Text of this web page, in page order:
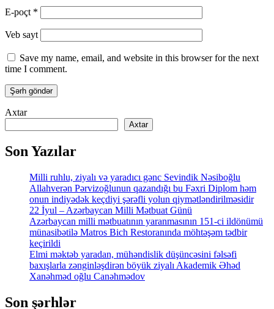
E-poçt *
Veb sayt
Save my name, email, and website in this browser for the next
time I comment.
Axtar
Axtar
Son Yazılar
Milli ruhlu, ziyalı və yaradıcı gənc Sevindik Nəsiboğlu
Allahverən Pərvizoğlunun qazandığı bu Fəxri Diplom həm
onun indiyədək keçdiyi şərəfli yolun qiymətləndirilməsidir
22 İyul – Azərbaycan Milli Mətbuat Günü
Azərbaycan milli mətbuatının yaranmasının 151-ci ildönümü
münasibətilə Matros Bich Restoranında möhtəşəm tədbir
keçirildi
Elmi məktəb yaradan, mühəndislik düşüncəsini fəlsəfi
baxışlarla zənginləşdirən böyük ziyalı Akademik Əhəd
Xanəhməd oğlu Canəhmədov
Son şərhlər